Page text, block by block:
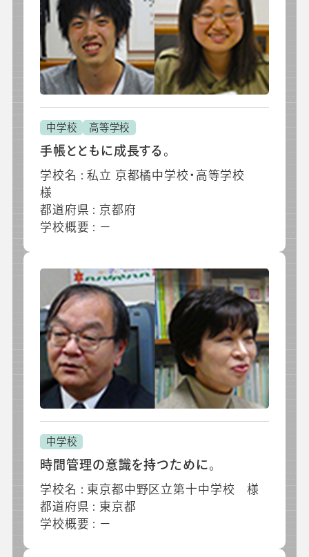
中学校 高等学校
手帳とともに成長する。
学校名 : 私立 京都橘中学校・高等学校
様
都道府県 : 京都府
学校概要 : －
中学校
時間管理の意識を持つために。
学校名 : 東京都中野区立第十中学校 様
都道府県 : 東京都
学校概要 : －